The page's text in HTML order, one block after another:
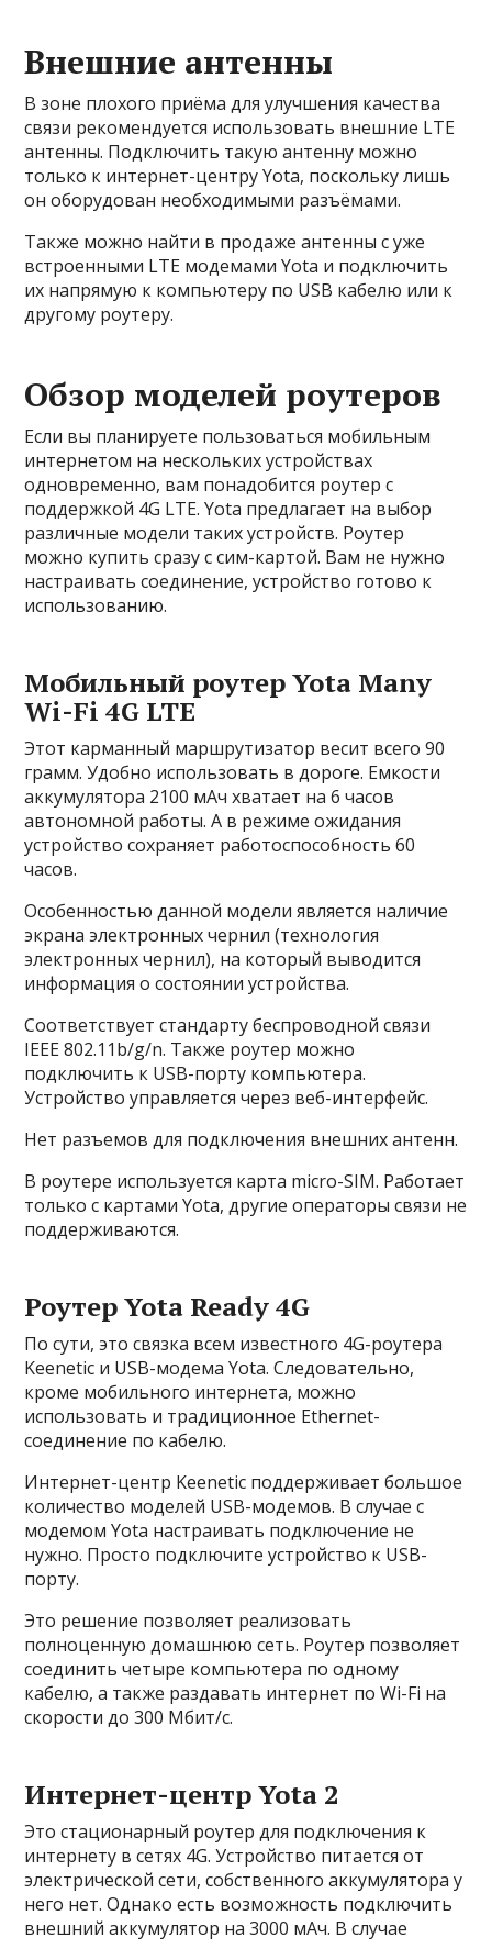
Внешние антенны
В зоне плохого приёма для улучшения качества
связи рекомендуется использовать внешние LTE
антенны. Подключить такую антенну можно
только к интернет-центру Yota, поскольку лишь
он оборудован необходимыми разъёмами.
Также можно найти в продаже антенны с уже
встроенными LTE модемами Yota и подключить
их напрямую к компьютеру по USB кабелю или к
другому роутеру.
Обзор моделей роутеров
Если вы планируете пользоваться мобильным
интернетом на нескольких устройствах
одновременно, вам понадобится роутер с
поддержкой 4G LTE. Yota предлагает на выбор
различные модели таких устройств. Роутер
можно купить сразу с сим-картой. Вам не нужно
настраивать соединение, устройство готово к
использованию.
Мобильный роутер Yota Many
Wi-Fi 4G LTE
Этот карманный маршрутизатор весит всего 90
грамм. Удобно использовать в дороге. Емкости
аккумулятора 2100 мАч хватает на 6 часов
автономной работы. А в режиме ожидания
устройство сохраняет работоспособность 60
часов.
Особенностью данной модели является наличие
экрана электронных чернил (технология
электронных чернил), на который выводится
информация о состоянии устройства.
Соответствует стандарту беспроводной связи
IEEE 802.11b/g/n. Также роутер можно
подключить к USB-порту компьютера.
Устройство управляется через веб-интерфейс.
Нет разъемов для подключения внешних антенн.
В роутере используется карта micro-SIM. Работает
только с картами Yota, другие операторы связи не
поддерживаются.
Роутер Yota Ready 4G
По сути, это связка всем известного 4G-роутера
Keenetic и USB-модема Yota. Следовательно,
кроме мобильного интернета, можно
использовать и традиционное Ethernet-
соединение по кабелю.
Интернет-центр Keenetic поддерживает большое
количество моделей USB-модемов. В случае с
модемом Yota настраивать подключение не
нужно. Просто подключите устройство к USB-
порту.
Это решение позволяет реализовать
полноценную домашнюю сеть. Роутер позволяет
соединить четыре компьютера по одному
кабелю, а также раздавать интернет по Wi-Fi на
скорости до 300 Мбит/с.
Интернет-центр Yota 2
Это стационарный роутер для подключения к
интернету в сетях 4G. Устройство питается от
электрической сети, собственного аккумулятора у
него нет. Однако есть возможность подключить
внешний аккумулятор на 3000 мАч. В случае